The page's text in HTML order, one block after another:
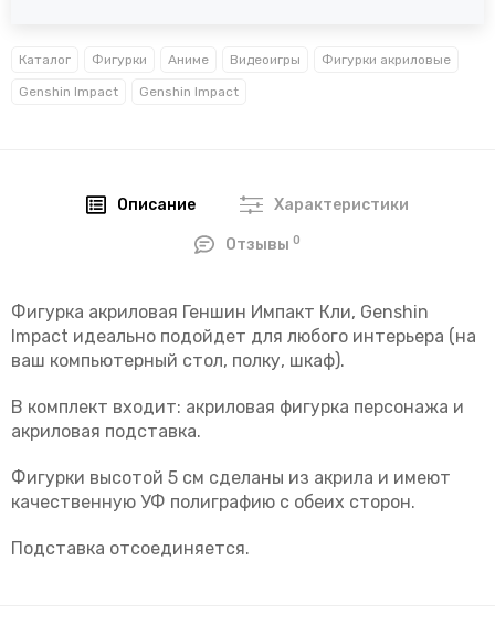
Каталог Фигурки Аниме Видеоигры Фигурки акриловые
Genshin Impact Genshin Impact
Описание Характеристики
Отзывы0
Фигурка акриловая Геншин Импакт Кли, Genshin
Impact идеально подойдет для любого интерьера (на
ваш компьютерный стол, полку, шкаф).
В комплект входит: акриловая фигурка персонажа и
акриловая подставка.
Фигурки высотой 5 см сделаны из акрила и имеют
качественную УФ полиграфию с обеих сторон.
Подставка отсоединяется.